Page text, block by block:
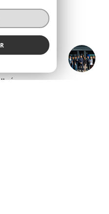
ANNE IMMO